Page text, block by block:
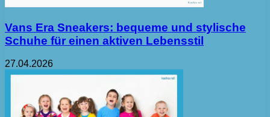
Vans Era Sneakers: bequeme und stylische
Schuhe für einen aktiven Lebensstil
27.04.2026